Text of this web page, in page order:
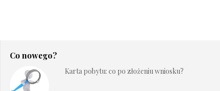
Co nowego?
Karta pobytu: co po złożeniu wniosku?